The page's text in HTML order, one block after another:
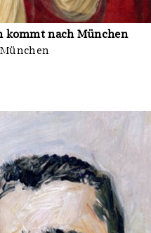
kommt nach München